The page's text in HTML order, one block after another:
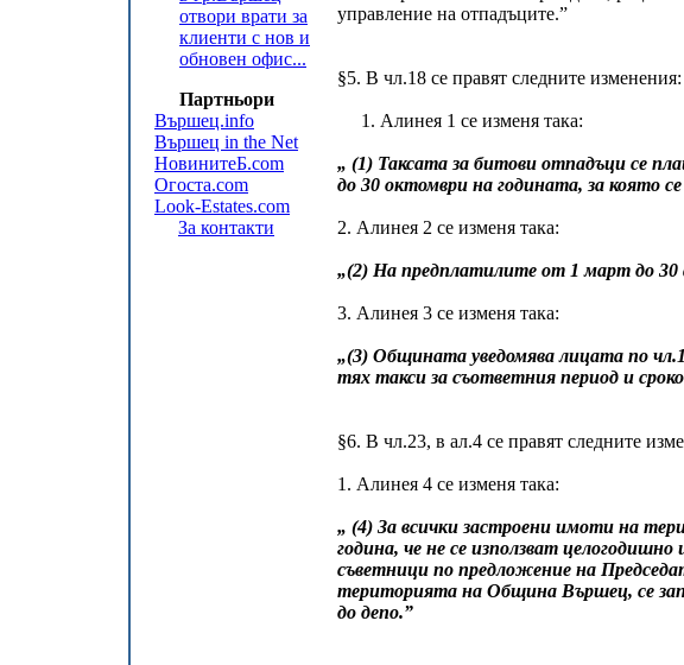
отвори врати за
клиенти с нов и
обновен офис...
Партньори
Вършец.info
Вършец in the Net
НовинитеБ.com
Огоста.com
Look-Estates.com
За контакти
управление на отпадъците.”
§5. В чл.18 се правят следните изменения:
1. Алинея 1 се изменя така:
„ (1) Таксата за битови отпадъци се
до 30 октомври на годината, за която
2. Алинея 2 се изменя така:
„(2) На предплатилите от 1 март до 30
3. Алинея 3 се изменя така:
„(3) Общината уведомява лицата по
тях такси за съответния период и
§6. В чл.23, в ал.4 се правят следните
1. Алинея 4 се изменя така:
„ (4) За всички застроени имоти на
година, че не се използват
съветници по предложение на
територията на Община Вършец, се
до депо.”